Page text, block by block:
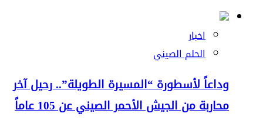
اخبار
الحلم الصيني
وداعاً لأسطورة “المسيرة الطويلة”.. رحيل آخر
محاربة من الجيش الأحمر الصيني عن 105 عاماً